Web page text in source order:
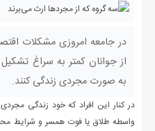
در جامعه امروزی مشکلات
از جوانان کمتر به سراغ
به صورت مجردی زندگی کنند.
در کنار این افراد که خود زندگی
واسطه طلاق یا فوت همسر و شرایط